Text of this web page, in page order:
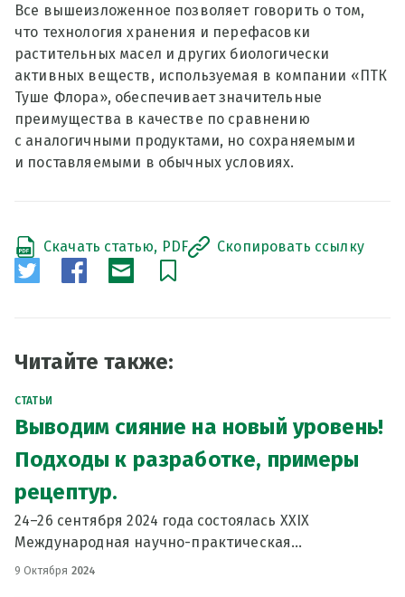
Все вышеизложенное позволяет говорить о том,
что технология хранения и перефасовки
растительных масел и других биологически
активных веществ, используемая в компании «ПТК
Туше Флора», обеспечивает значительные
преимущества в качестве по сравнению
с аналогичными продуктами, но сохраняемыми
и поставляемыми в обычных условиях.
Скачать статью, PDF Скопировать ссылку
Читайте также:
СТАТЬИ
Выводим сияние на новый уровень!
Подходы к разработке, примеры
рецептур.
24–26 сентября 2024 года состоялась XXIX
Международная научно-практическая
конференция «Косметическая индустрия: взгляд в
9 Октября 2024